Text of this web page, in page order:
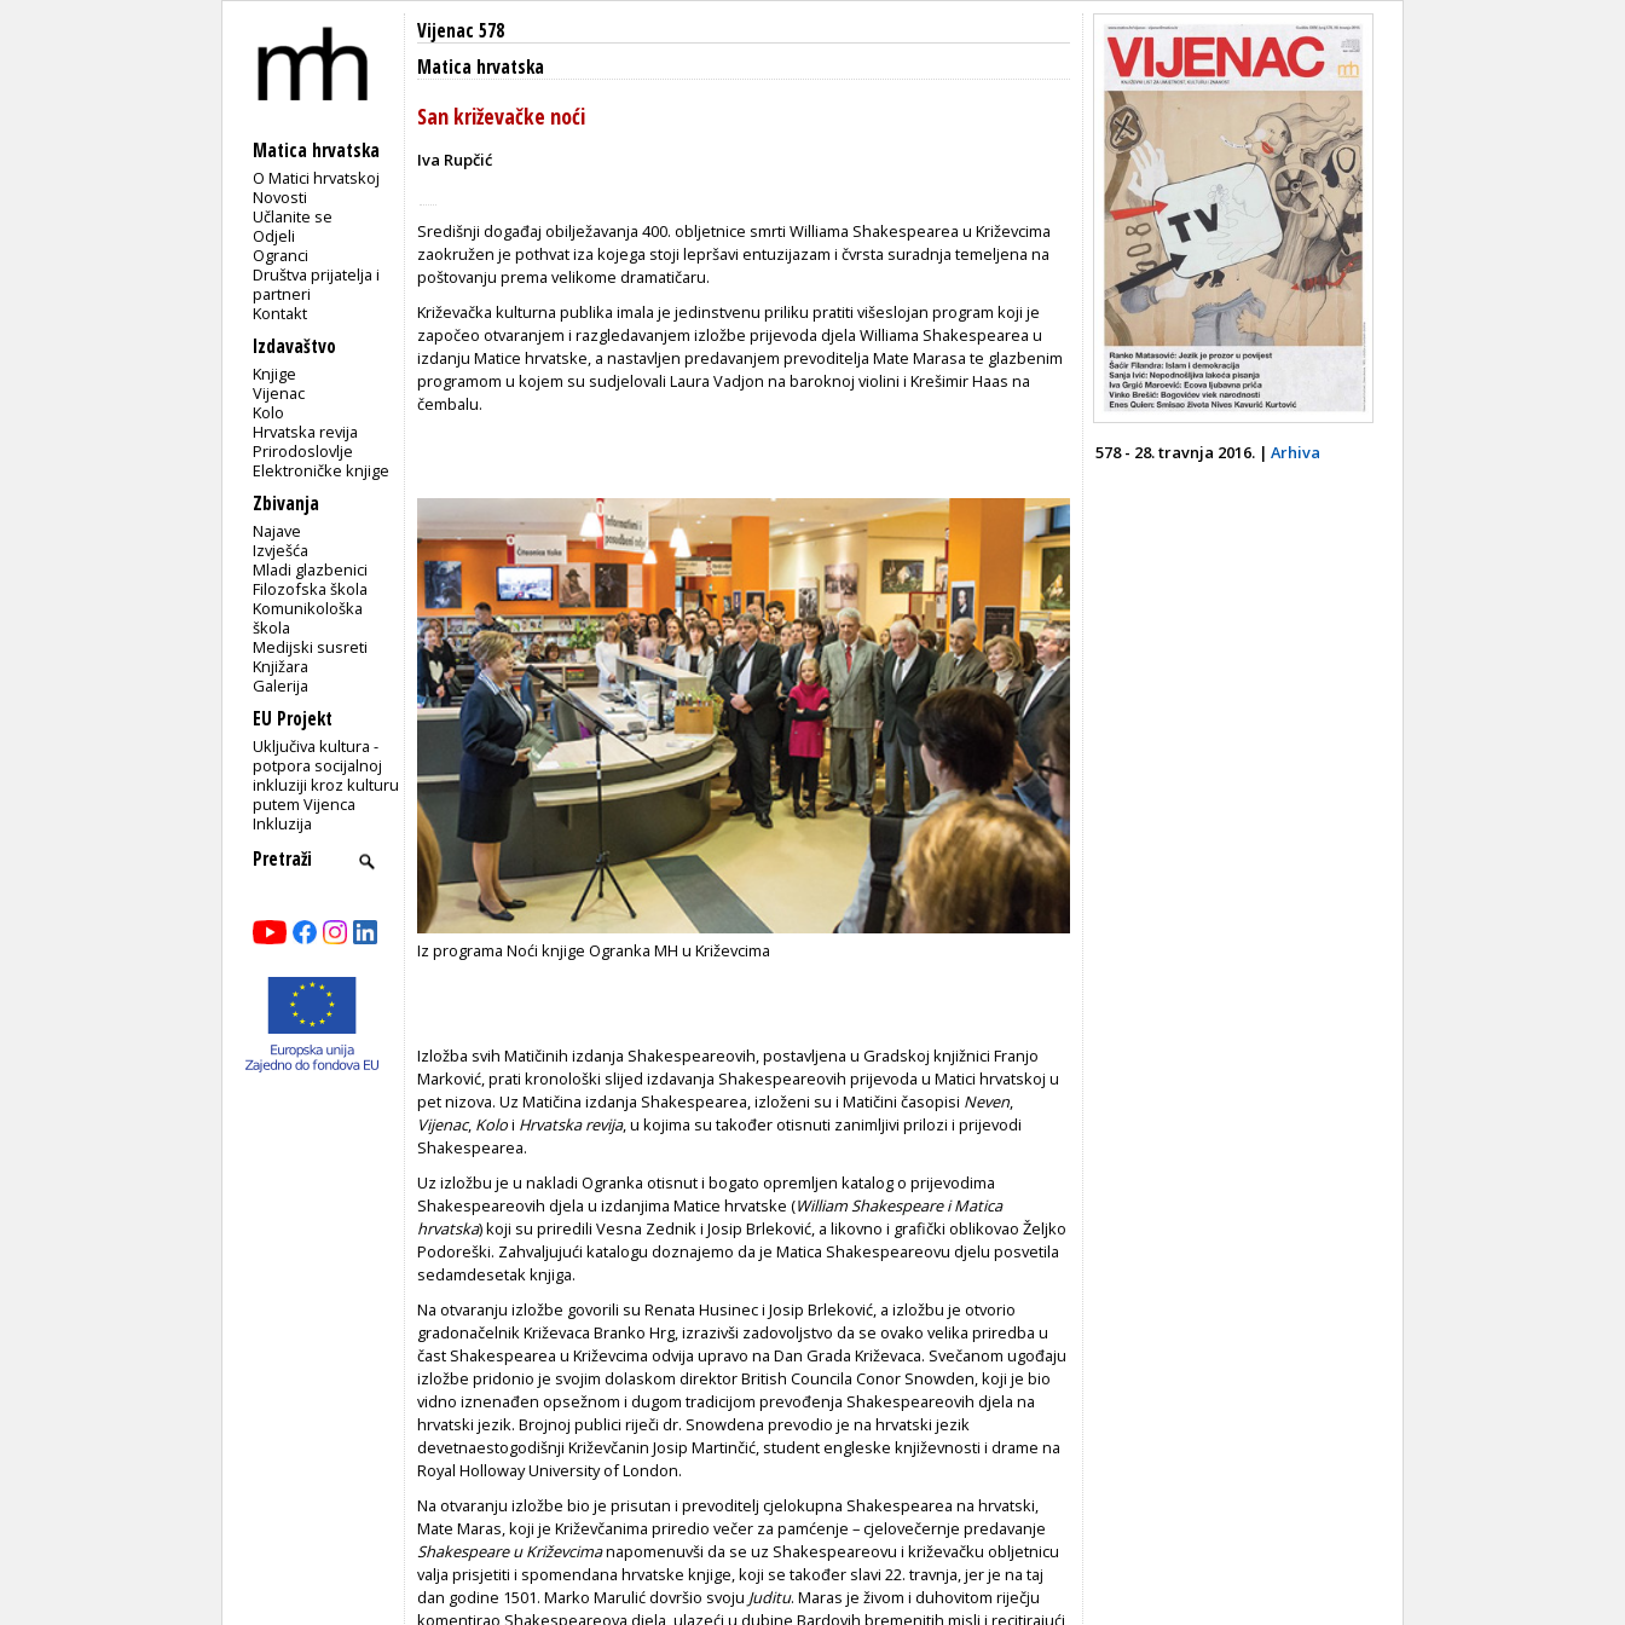
Matica hrvatska
O Matici hrvatskoj
Novosti
Učlanite se
Odjeli
Ogranci
Društva prijatelja i
partneri
Kontakt
Izdavaštvo
Knjige
Vijenac
Kolo
Hrvatska revija
Prirodoslovlje
Elektroničke knjige
Zbivanja
Najave
Izvješća
Mladi glazbenici
Filozofska škola
Komunikološka
škola
Medijski susreti
Knjižara
Galerija
EU Projekt
Uključiva kultura -
potpora socijalnoj
inkluziji kroz kulturu
putem Vijenca
Inkluzija
Vijenac 578
Matica hrvatska
San križevačke noći
Iva Rupčić
Središnji događaj obilježavanja 400. obljetnice smrti Williama Shakespearea u Križevcima
zaokružen je pothvat iza kojega stoji lepršavi entuzijazam i čvrsta suradnja temeljena na
poštovanju prema velikome dramatičaru.
Križevačka kulturna publika imala je jedinstvenu priliku pratiti višeslojan program koji je
započeo otvaranjem i razgledavanjem izložbe prijevoda djela Williama Shakespearea u
izdanju Matice hrvatske, a nastavljen predavanjem prevoditelja Mate Marasa te glazbenim
programom u kojem su sudjelovali Laura Vadjon na baroknoj violini i Krešimir Haas na
čembalu.
Iz programa Noći knjige Ogranka MH u Križevcima
Izložba svih Matičinih izdanja Shakespeareovih, postavljena u Gradskoj knjižnici Franjo
Marković, prati kronološki slijed izdavanja Shakespeareovih prijevoda u Matici hrvatskoj u
pet nizova. Uz Matičina izdanja Shakespearea, izloženi su i Matičini časopisi Neven
Vijenac, Koloi Hrvatska revija, u kojima su također otisnuti zanimljivi prilozi i prijevodi
Shakespearea.
Uz izložbu je u nakladi Ogranka otisnut i bogato opremljen katalog o prijevodima
Shakespeareovih djela u izdanjima Matice hrvatske (William Shakespeare i Matica
hrvatska)koji su priredili Vesna Zednik i Josip Brleković, a likovno i grafički oblikovao Željko
Podoreški. Zahvaljujući katalogu doznajemo da je Matica Shakespeareovu djelu posvetila
sedamdesetak knjiga.
Na otvaranju izložbe govorili su Renata Husinec i Josip Brleković, a izložbu je otvorio
gradonačelnik Križevaca Branko Hrg, izrazivši zadovoljstvo da se ovako velika priredba u
čast Shakespearea u Križevcima odvija upravo na Dan Grada Križevaca. Svečanom ugođaju
izložbe pridonio je svojim dolaskom direktor British Councila Conor Snowden, koji je bio
vidno iznenađen opsežnom i dugom tradicijom prevođenja Shakespeareovih djela na
hrvatski jezik. Brojnoj publici riječi dr. Snowdena prevodio je na hrvatski jezik
devetnaestogodišnji Križevčanin Josip Martinčić, student engleske književnosti i drame na
Royal Holloway University of London.
Na otvaranju izložbe bio je prisutan i prevoditelj cjelokupna Shakespearea na hrvatski,
Mate Maras, koji je Križevčanima priredio večer za pamćenje – cjelovečernje predavanje
Shakespeare u Križevcimanapomenuvši da se uz Shakespeareovu i križevačku obljetnicu
valja prisjetiti i spomendana hrvatske knjige, koji se također slavi 22. travnja, jer je na taj
dan godine 1501. Marko Marulić dovršio svoju Juditu. Maras je živom i duhovitom riječju
komentirao Shakespeareova djela, ulazeći u dubine Bardovih bremenitih misli i recitirajući
578 - 28. travnja 2016. | Arhiva